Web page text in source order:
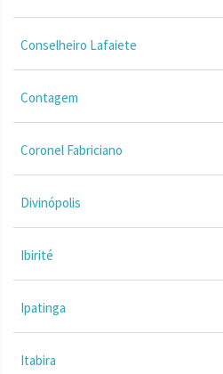
Conselheiro Lafaiete
Contagem
Coronel Fabriciano
Divinópolis
Ibirité
Ipatinga
Itabira